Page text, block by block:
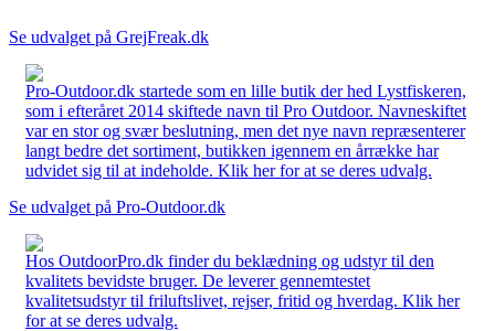
Se udvalget på GrejFreak.dk
Pro-Outdoor.dk startede som en lille butik der hed Lystfiskeren,
som i efteråret 2014 skiftede navn til Pro Outdoor. Navneskiftet
var en stor og svær beslutning, men det nye navn repræsenterer
langt bedre det sortiment, butikken igennem en årrække har
udvidet sig til at indeholde. Klik her for at se deres udvalg.
Se udvalget på Pro-Outdoor.dk
Hos OutdoorPro.dk finder du beklædning og udstyr til den
kvalitets bevidste bruger. De leverer gennemtestet
kvalitetsudstyr til friluftslivet, rejser, fritid og hverdag. Klik her
for at se deres udvalg.